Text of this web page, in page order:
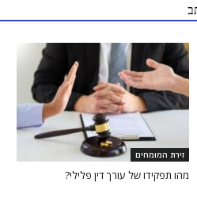
זירת המומחים
מהו תפקידו של עורך דין פלילי?